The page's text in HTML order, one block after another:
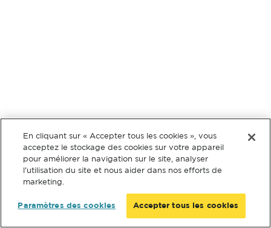
En cliquant sur « Accepter tous les cookies », vous
acceptez le stockage des cookies sur votre appareil
pour améliorer la navigation sur le site, analyser
l’utilisation du site et nous aider dans nos efforts de
marketing.
Paramètres des cookies Accepter tous les cookies